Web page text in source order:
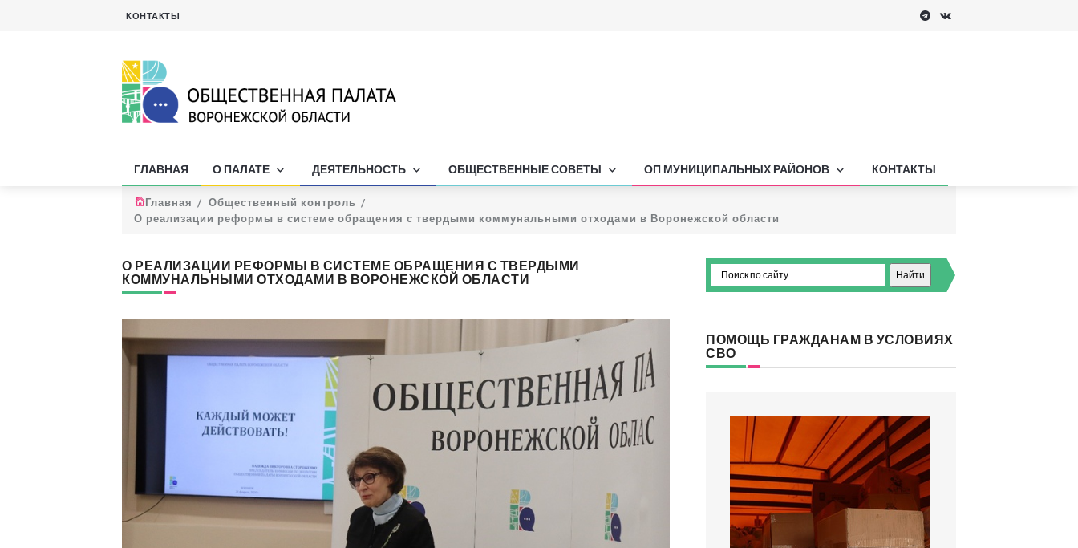
КОНТАКТЫ
ГЛАВНАЯ О ПАЛАТЕ ДЕЯТЕЛЬНОСТЬ ОБЩЕСТВЕННЫЕ СОВЕТЫ ОП МУНИЦИПАЛЬНЫХ РАЙОНОВ КОНТАКТЫ
Главная
Общественный контроль
О реализации реформы в системе обращения с твердыми коммунальными отходами в Воронежской области
О РЕАЛИЗАЦИИ РЕФОРМЫ В СИСТЕМЕ ОБРАЩЕНИЯ С ТВЕРДЫМИ
КОММУНАЛЬНЫМИ ОТХОДАМИ В ВОРОНЕЖСКОЙ ОБЛАСТИ
ПОМОЩЬ ГРАЖДАНАМ В УСЛОВИЯХ
СВО